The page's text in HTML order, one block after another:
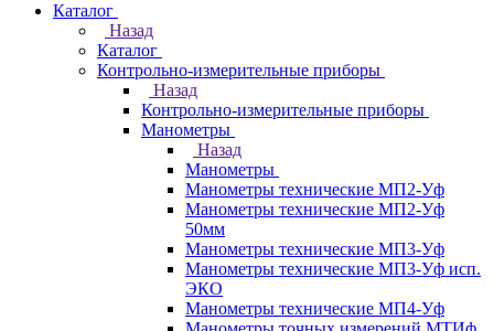
Каталог
Назад
Каталог
Контрольно-измерительные приборы
Назад
Контрольно-измерительные приборы
Манометры
Назад
Манометры
Манометры технические МП2-Уф
Манометры технические МП2-Уф
50мм
Манометры технические МП3-Уф
Манометры технические МП3-Уф исп.
ЭКО
Манометры технические МП4-Уф